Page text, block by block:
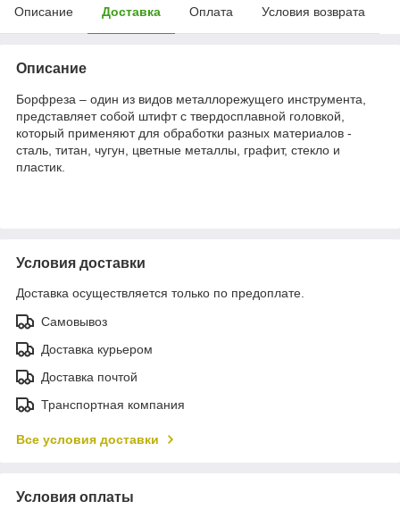
Описание Доставка Оплата Условия возврата
Описание
Борфреза – один из видов металлорежущего инструмента,
представляет собой штифт с твердосплавной головкой,
который применяют для обработки разных материалов -
сталь, титан, чугун, цветные металлы, графит, стекло и
пластик.
Условия доставки
Доставка осуществляется только по предоплате.
Самовывоз
Доставка курьером
Доставка почтой
Транспортная компания
Все условия доставки
Условия оплаты